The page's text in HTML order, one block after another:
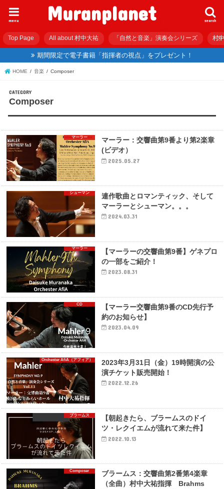
Muranplanet search
menu
Top Page All about 村中大祐 「自然と音楽」演奏会シリーズ 村
期間限定で電子書籍「指揮者の視点」をプレゼント！
HOME 音楽 Composer
Composer
マーラー
マーラー：交響曲第9番より第2楽章
(ビデオ）
2025.05.27
シューマン
連作歌曲とロマンティック、そして
マーラーとシューマン。。。
2024.03.31
マーラー
【マーラーの交響曲第9番】ゲネプロ
の一部をご紹介！
2023.08.31
CD
【マーラー交響曲第9番のCD先行予
約のお知らせ】
2023.04.09
Orchester AfiA（アフィア）
2023年3月31日（金）19時開演の公
演チケット販売開始！
2022.12.26
ブラームス
【朝起きたら、ブラームスのドイ
ツ・レクイエムが流れて来た件】
2022.10.13
Composer
ブラームス：交響曲第2番第4楽章
（全曲）村中大祐指揮 Brahms